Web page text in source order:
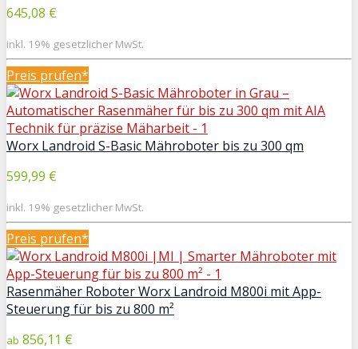
645,08 €
inkl. 19% gesetzlicher MwSt.
Preis prüfen*
Worx Landroid S-Basic Mähroboter bis zu 300 qm
599,99 €
inkl. 19% gesetzlicher MwSt.
Preis prüfen*
Rasenmäher Roboter Worx Landroid M800i mit App-
Steuerung für bis zu 800 m²
ab 856,11 €